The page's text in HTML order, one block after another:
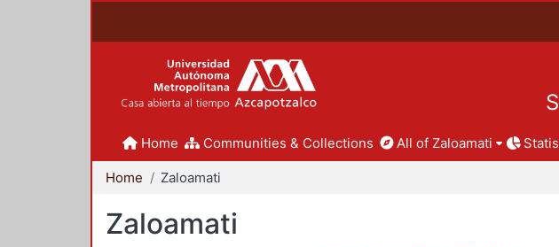
Home Communities & Collections All of Zaloamati
Home Zaloamati
Zaloamati